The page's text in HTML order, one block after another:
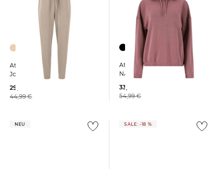
+4
Athlecia | Damen
Jogginghose JACEY
29,99 €
44,99 €
Athlecia | Damen Hoodie
NAMIER
33,45 €
54,99 €
NEU SALE: -18 %